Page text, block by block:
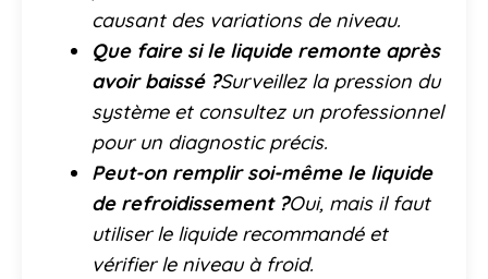
causant des variations de niveau.
Que faire si le liquide remonte après
avoir baissé ?Surveillez la pression du
système et consultez un professionnel
pour un diagnostic précis.
Peut-on remplir soi-même le liquide
de refroidissement ?Oui, mais il faut
utiliser le liquide recommandé et
vérifier le niveau à froid.